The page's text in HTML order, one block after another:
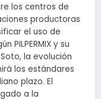
los centros de
productoras
el uso de
PILPERMIX y su
la evolución
los estándares
plazo. El
a la